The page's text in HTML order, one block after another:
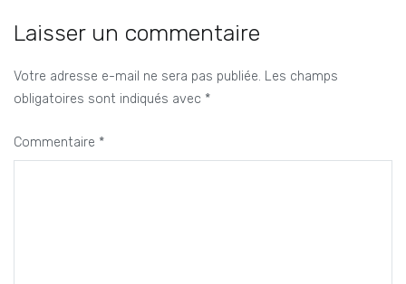
l’article
Laisser un commentaire
Votre adresse e-mail ne sera pas publiée. Les champs
obligatoires sont indiqués avec *
Commentaire *